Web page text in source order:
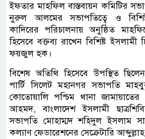
ইফতার মাহফিল বাস্তবায়ন কমিটির
নুরুল আলমের সভাপতিত্বে ও
কাদিরের পরিচালনায় অনুষ্ঠিত
হিসেবে বক্তব্য রাখেন বিশিষ্ট ইসলামী
ফয়জুল হক।
বিশেষ অতিথি হিসেবে উপস্থিত
পার্টি সিলেট মহানগর সভাপতি
কোতোয়ালি পশ্চিম থানা জামায়াতের
আহমদ, বাংলাদেশ ইসলামী
সভাপতি মোহাম্মদ শহিদুল ইসলাম
কল্যাণ ফেডারেশনের সেক্রেটারি